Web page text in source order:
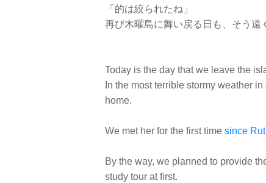
「的は絞られたね」
再び木曜島に舞い戻る日も、そう遠
Today is the day that we leave the
In the most terrible stormy weather
home.
We met her for the first time since
By the way, we planned to provide
study tour at first.